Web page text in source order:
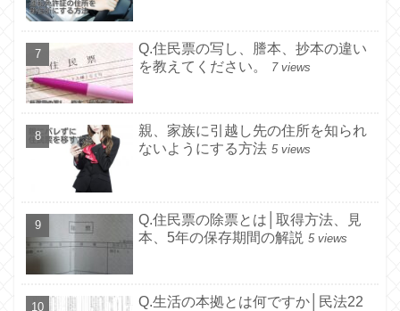
Q.住民票の写し、謄本、抄本の違い
を教えてください。
7 views
親、家族に引越し先の住所を知られ
ないようにする方法 5 views
Q.住民票の除票とは│取得方法、見
本、5年の保存期間の解説 5 views
Q.生活の本拠とは何ですか│民法22